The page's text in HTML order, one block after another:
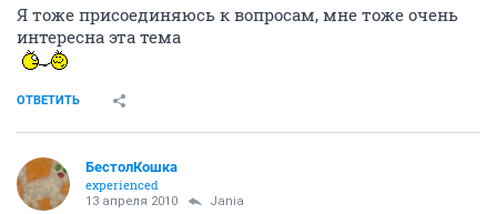
Я тоже присоединяюсь к вопросам, мне тоже очень
интересна эта тема
ОТВЕТИТЬ
БестолКошка
experienced
13 апреля 2010 Jania